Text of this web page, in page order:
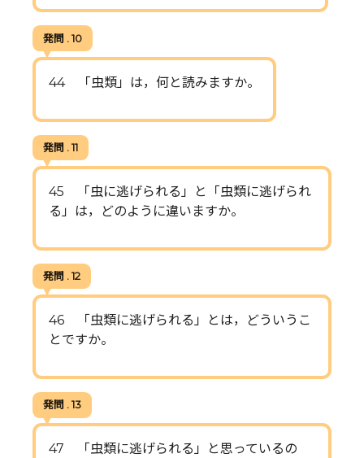
発問 . 10
44 「虫類」は，何と読みますか。
発問 . 11
45 「虫に逃げられる」と「虫類に逃げられ
る」は，どのように違いますか。
発問 . 12
46 「虫類に逃げられる」とは，どういうこ
とですか。
発問 . 13
47 「虫類に逃げられる」と思っているの